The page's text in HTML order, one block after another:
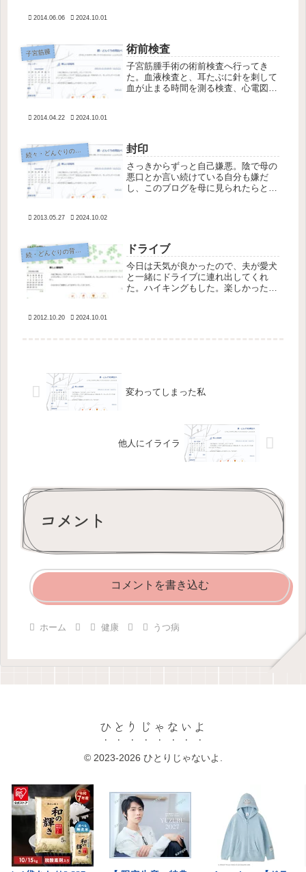
たび...
2014.06.06 2024.10.01
子宮筋腫 術前検査
子宮筋腫手術の術前検査へ行ってき
た。血液検査と、耳たぶに針を刺して
血が止まる時間を測る検査、心電図検
の...
2014.04.22 2024.10.01
続
々・どんぐりの背比べ 封印
さっきからずっと自己嫌悪。陰で母の
悪口とか言い続けている自分も嫌だ
し、このブログを母に見られたらとい
う事...
2013.05.27 2024.10.02
続
・どんぐりの背比べ ドライブ
今日は天気が良かったので、夫が愛犬
と一緒にドライブに連れ出してくれ
た。ハイキングもした。楽しかった
2012.10.20 2024.10.01
変わってしまった私
他人にイライラ
コメント
コメントを書き込む
ホーム 健康 うつ病
ひとりじゃないよ
© 2023-2026 ひとりじゃないよ.